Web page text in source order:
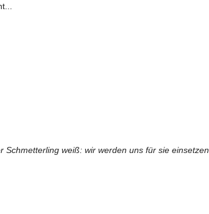
Schmetterling weiß: wir werden uns für sie